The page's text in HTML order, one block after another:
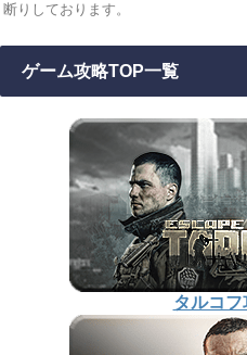
断りしております。
ゲーム攻略TOP一覧
タルコ